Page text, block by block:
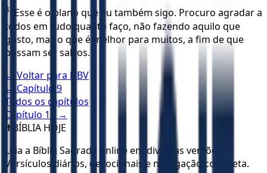
33 Esse é o plano que eu também sigo. Procuro agradar a
todos em tudo quanto faço, não fazendo aquilo que
gosto, mas o que é melhor para muitos, a fim de que
possam ser salvos.
← Voltar para NBV
← Capítulo 9
Todos os capítulos
Capítulo 11
→
✝️ BÍBLIA HOJE
Leia a Bíblia Sagrada online em diversas versões.
Versículos diários, devocionais e navegação completa.